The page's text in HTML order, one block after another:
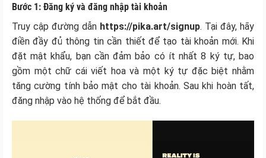
Bước 1: Đăng ký và đăng nhập tài khoản
Truy cập đường dẫn https://pika.art/signup. Tại đây, hãy
điền đầy đủ thông tin cần thiết để tạo tài khoản mới. Khi
đặt mật khẩu, bạn cần đảm bảo có ít nhất 8 ký tự, bao
gồm một chữ cái viết hoa và một ký tự đặc biệt nhằm
tăng cường tính bảo mật cho tài khoản. Sau khi hoàn tất,
đăng nhập vào hệ thống để bắt đầu.